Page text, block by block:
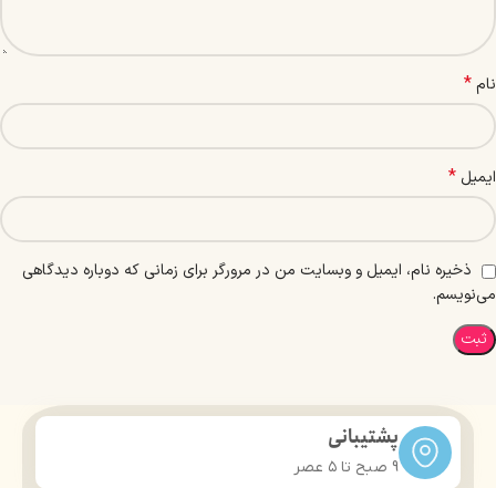
نام*
ایمیل *
ذخیره نام، ایمیل و وبسایت من در مرورگر برای زمانی که دوباره دیدگاهی
می‌نویسم.
پشتیبانی
9 صبح تا ۵ عصر